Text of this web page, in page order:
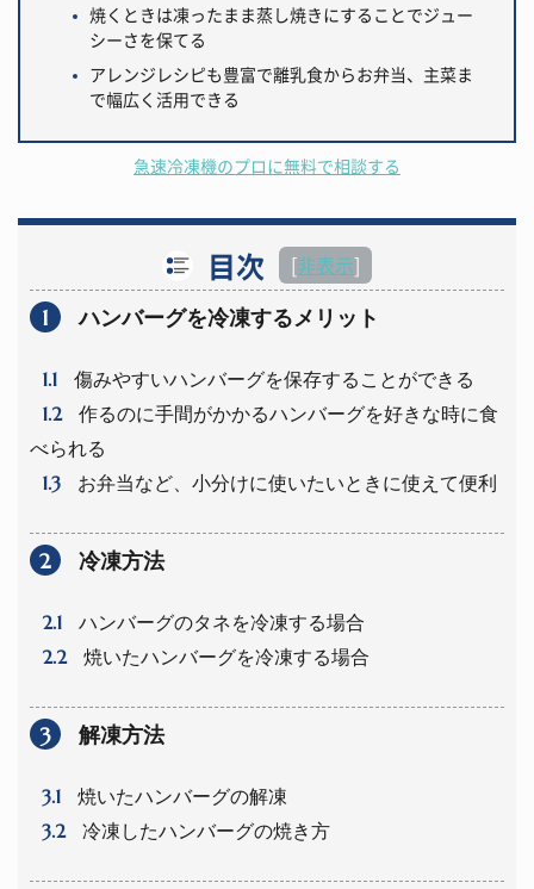
焼くときは凍ったまま蒸し焼きにすることでジュー
シーさを保てる
アレンジレシピも豊富で離乳食からお弁当、主菜ま
で幅広く活用できる
急速冷凍機のプロに無料で相談する
目次 [非表示]
1 ハンバーグを冷凍するメリット
1.1 傷みやすいハンバーグを保存することができる
1.2
作るのに手間がかかるハンバーグを好きな時に食
べられる
1.3 お弁当など、小分けに使いたいときに使えて便利
2 冷凍方法
2.1 ハンバーグのタネを冷凍する場合
2.2 焼いたハンバーグを冷凍する場合
3 解凍方法
3.1 焼いたハンバーグの解凍
3.2 冷凍したハンバーグの焼き方